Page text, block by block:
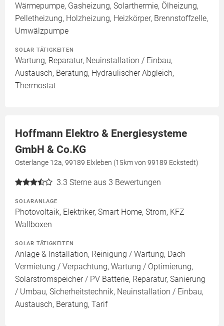
Wärmepumpe, Gasheizung, Solarthermie, Ölheizung,
Pelletheizung, Holzheizung, Heizkörper, Brennstoffzelle,
Umwälzpumpe
SOLAR TÄTIGKEITEN
Wartung, Reparatur, Neuinstallation / Einbau,
Austausch, Beratung, Hydraulischer Abgleich,
Thermostat
Hoffmann Elektro & Energiesysteme
GmbH & Co.KG
Osterlange 12a, 99189 Elxleben (15km von 99189 Eckstedt)
3.3 Sterne aus 3 Bewertungen
SOLARANLAGE
Photovoltaik, Elektriker, Smart Home, Strom, KFZ
Wallboxen
SOLAR TÄTIGKEITEN
Anlage & Installation, Reinigung / Wartung, Dach
Vermietung / Verpachtung, Wartung / Optimierung,
Solarstromspeicher / PV Batterie, Reparatur, Sanierung
/ Umbau, Sicherheitstechnik, Neuinstallation / Einbau,
Austausch, Beratung, Tarif